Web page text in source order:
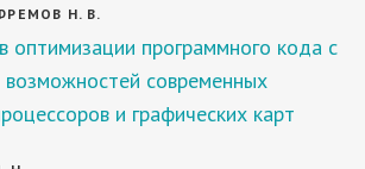
Н. В.
оптимизации программного кода с
возможностей современных
и графических карт